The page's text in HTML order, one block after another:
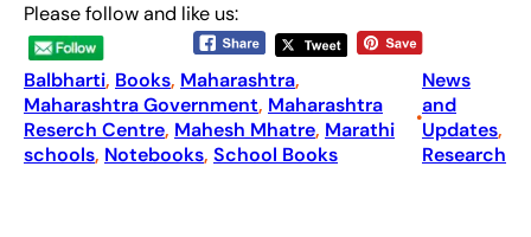
Please follow and like us:
Balbharti, Books, Maharashtra
Maharashtra Government, Maharashtra
Reserch Centre, Mahesh Mhatre, Marathi
schools, Notebooks, School Books
•
News
and
Updates
Research